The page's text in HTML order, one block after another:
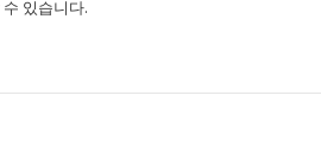
있습니다.